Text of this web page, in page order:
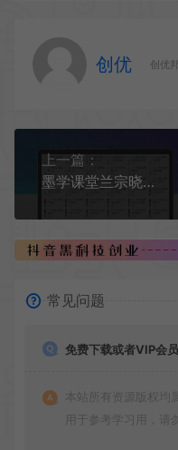
创优 创优
上一篇：
墨学课堂兰宗晓《向上管理》
常见问题
免费下载或者VIP会
本站所有资源版权
用于参考学习用，请